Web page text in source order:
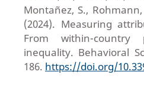
Montañez, S.,
(2024). Measuring
From within-
inequality. Behavioral
186. https://doi.org/